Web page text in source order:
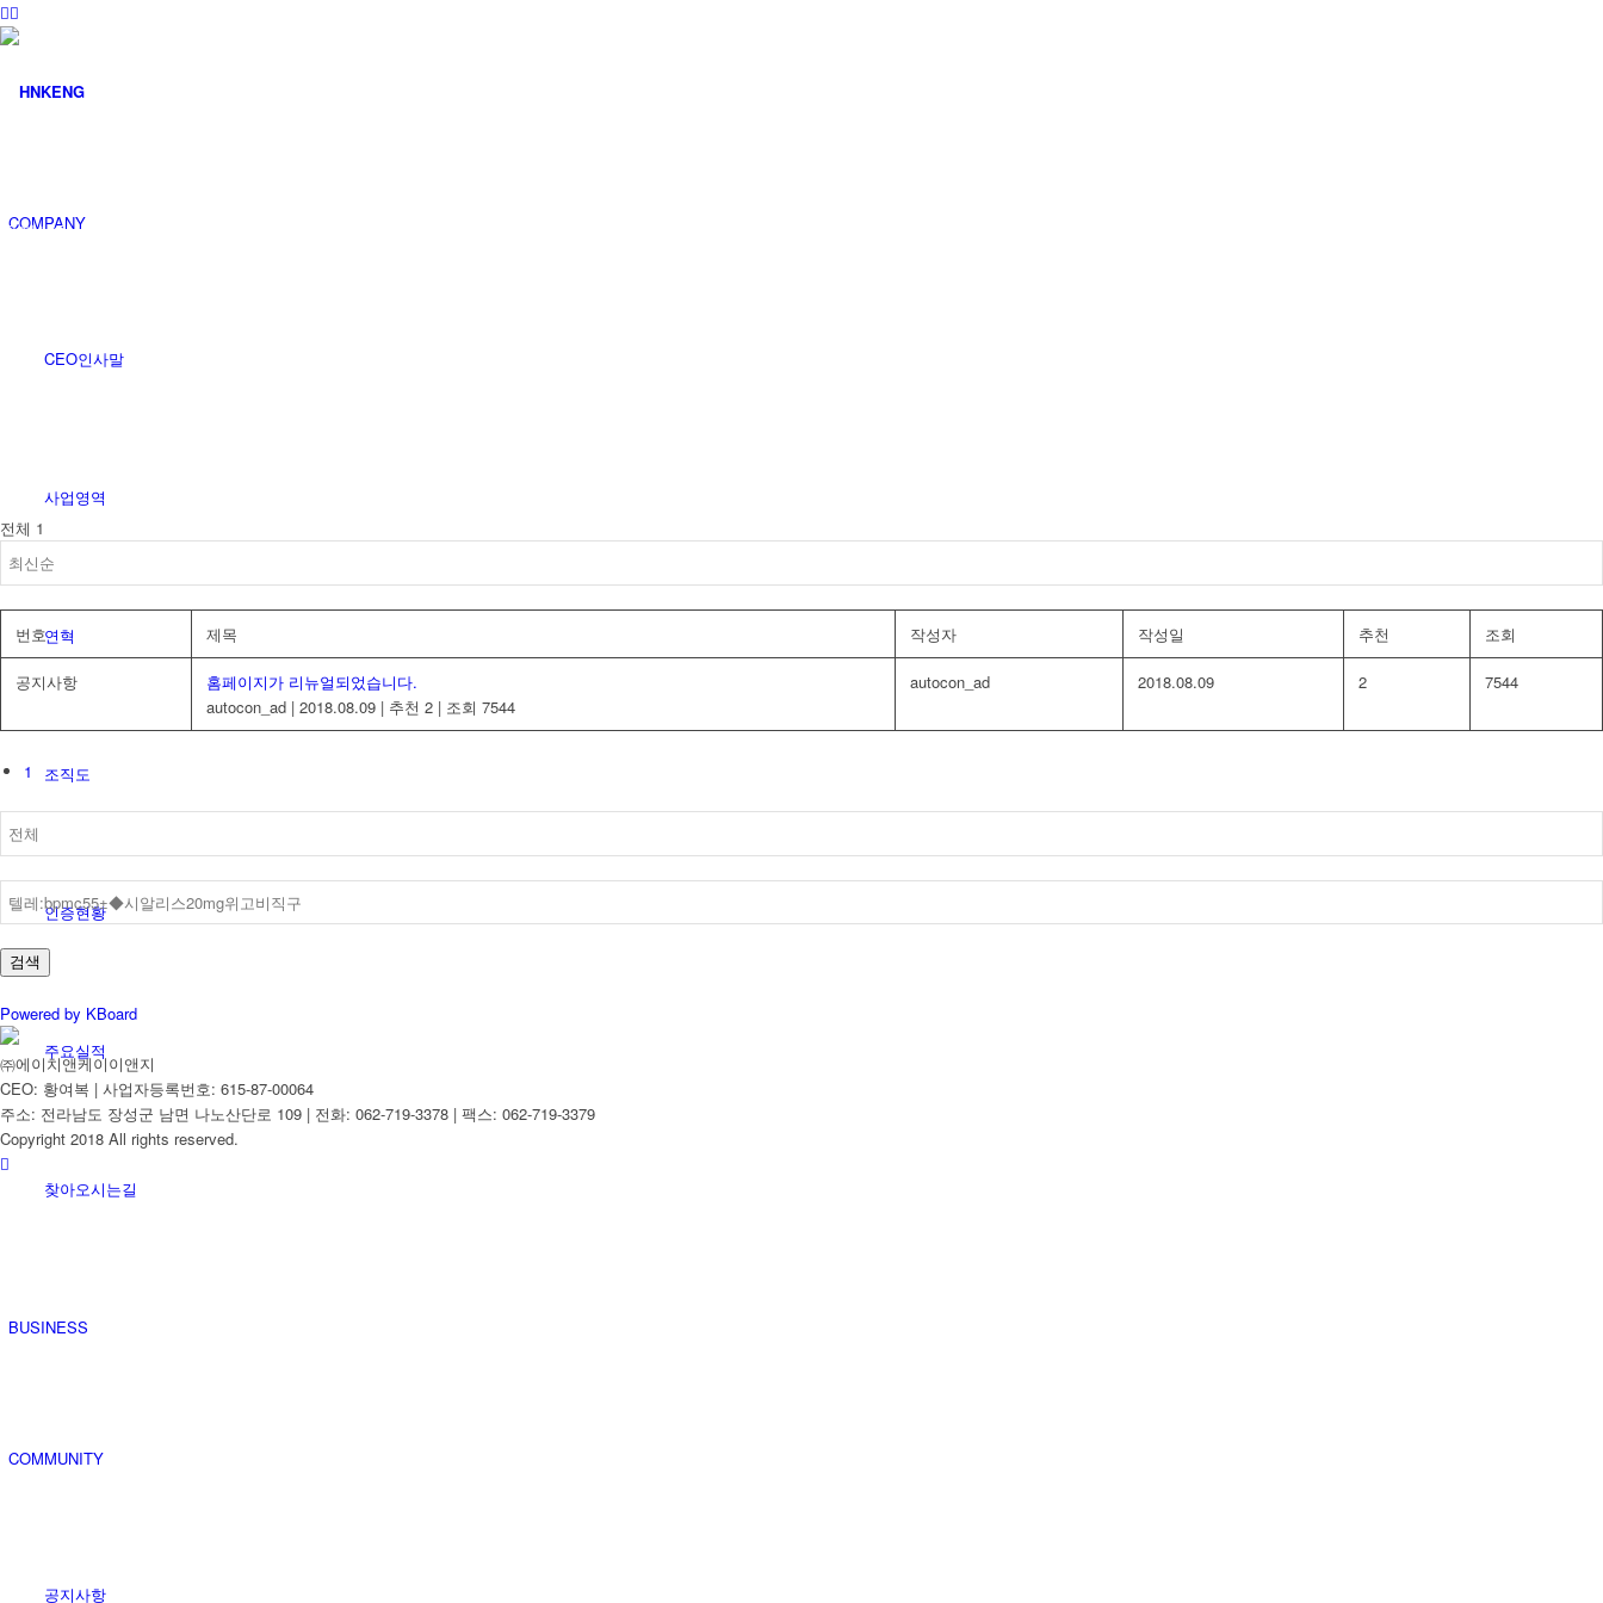
COMPANY
CEO인사말
사업영역
연혁
조직도
인증현황
주요실적
찾아오시는길
BUSINESS
COMMUNITY
공지사항
공지사항
전체 1
번호 제목 작성자 작성일 추천 조회
공지사항
홈페이지가 리뉴얼되었습니다.
autocon_ad | 2018.08.09 | 추천 2 | 조회 7544
autocon_ad 2018.08.09 2 7544
1
검색
Powered by KBoard
㈜에이치앤케이이앤지
CEO: 황여복 | 사업자등록번호: 615-87-00064
주소: 전라남도 장성군 남면 나노산단로 109 | 전화: 062-719-3378 | 팩스: 062-719-3379
Copyright 2018 All rights reserved.